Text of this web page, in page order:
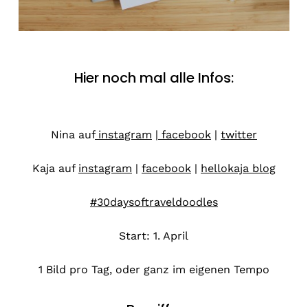
Hier noch mal alle Infos:
Nina aufinstagram | facebook| twitter
Kaja auf instagram | facebook| hellokaja blog
#30daysoftraveldoodles
Start: 1. April
1 Bild pro Tag, oder ganz im eigenen Tempo